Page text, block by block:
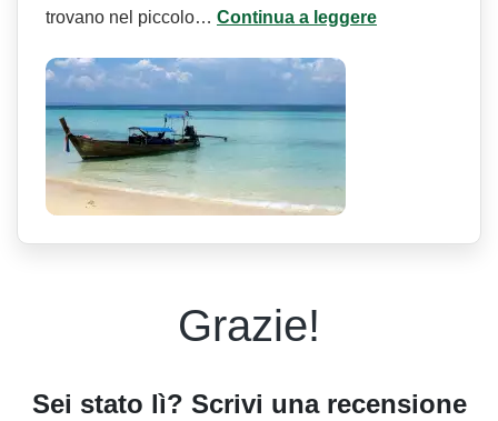
trovano nel piccolo… Continua a leggere
Grazie!
Sei stato lì? Scrivi una recensione